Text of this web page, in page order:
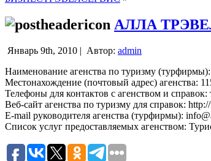
АЛЛА
Январь 9th, 2010 | Автор: admin
Наименование агенства по туризму
Местонахождение (почтовый адрес) агенства:
Телефоны для контактов с агенством и
Веб-сайт агенства по туризму для справок:
E-mail руководителя агенства (турфирмы):
Список услуг предоставляемых агенством: